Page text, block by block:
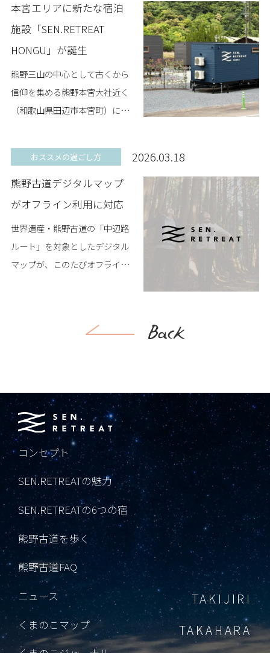
遊びや、木...
本宮エリアに新たな宿泊
施設「SEN.RETREAT
HONGU」が誕生
熊野三山の中心として古くから
信仰を集める熊野本宮大社近く
（和歌山県田辺市本宮町）に5
となる新たな宿泊施設
「SEN.RETREAT HONGU（セ
ン・リト...
おススメの過ごし方 2026.03.18
熊野古道デジタルマップ
がオフライン利用に対応
世界遺産・熊野古道の「中辺路
ルート」を対象としたデジタル
マップが、このたびオフライン
は電波が届きにくい区間...
コンセプト
SEN.RETREATの魅力
SEN.RETREATの6つの宿
熊野古道を歩く
熊野古道FAQ
ニュース
くまのこマップ
TAKIJIRI
TAKAHARA